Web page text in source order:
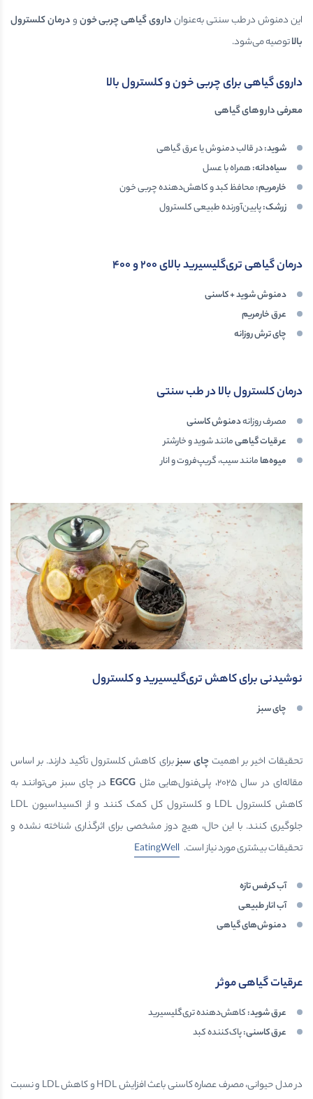
این دمنوش در طب سنتی به‌عنوانداروی گیاهی چربی خونودرمان کلسترول
بالاتوصیه می‌شود.
داروی گیاهی برای چربی خون و کلسترول بالا
معرفی داروهای گیاهی
شوید:در قالب دمنوش یا عرق گیاهی
سیاه‌دانه:همراه با عسل
خارمریم:محافظ کبد و کاهش‌دهنده چربی خون
زرشک:پایین‌آورنده طبیعی کلسترول
درمان گیاهی تری‌گلیسیرید بالای۲۰۰و۴۰۰
دمنوش شوید + کاسنی
عرق خارمریم
چای ترش روزانه
درمان کلسترول بالا در طب سنتی
مصرف روزانهدمنوش کاسنی
عرقیات گیاهیمانند شوید و خارشتر
میوه‌هامانند سیب، گریپ‌فروت و انار
نوشیدنی برای کاهش تری‌گلیسیرید و کلسترول
چای سبز
تحقیقات اخیر بر اهمیتچای سبزبرای کاهش کلسترول تأکید دارند. بر اساس
مقاله‌ای در سال ۲۰۲۵، پلی‌فنول‌هایی مثل
EGCG در چای سبز می‌توانند به
کاهش کلسترول LDL و کلسترول کل کمک کنند و از اکسیداسیون LDL
جلوگیری کنند. با این حال، هیچ دوز مشخصی برای اثرگذاری شناخته نشده و
تحقیقات بیشتری مورد نیاز است. EatingWell
آب کرفس تازه
آب انار طبیعی
دمنوش‌های گیاهی
عرقیات گیاهی موثر
عرق شوید:کاهش‌دهنده تری‌گلیسیرید
عرق کاسنی:پاک‌کننده کبد
در مدل حیوانی، مصرف عصاره کاسنی باعث افزایش HDL و کاهش LDL و نسبت